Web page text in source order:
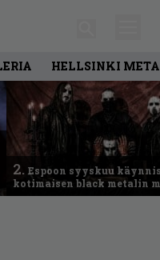
HELLSINKI
2. Espoon syyskuu
kotimaisen black metalin